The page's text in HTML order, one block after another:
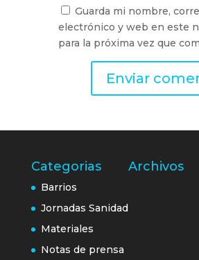
Guarda mi nombre,
electrónico y web en este
para la próxima vez que
Categorias
Barrios
Jornadas Sanidad
Materiales
Notas de prensa
Archivos